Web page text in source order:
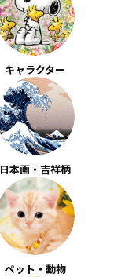
キャラクター
日本画・吉祥柄
ペット・動物